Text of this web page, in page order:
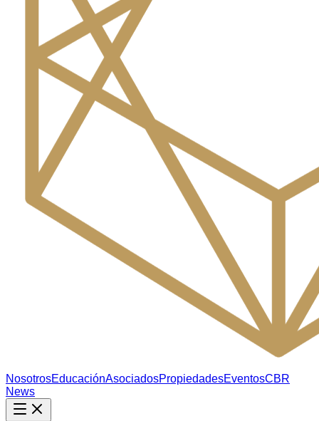
NosotrosEducaciónAsociadosPropiedadesEventosCBR
News